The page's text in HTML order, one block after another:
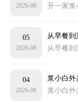
2026-08
开一家浆
05
2026-08
从早餐
从早餐
04
2026-08
浆小白
圈靠前